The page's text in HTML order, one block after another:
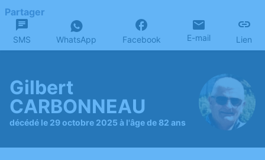
Partager
SMS WhatsApp Facebook E-mail Lien
Gilbert
CARBONNEAU
décédé le 29 octobre 2025 à l'âge de 82 ans